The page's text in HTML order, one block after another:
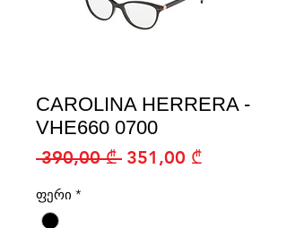
CAROLINA HERRERA -
VHE660 0700
390,00 ₾ Regular
351,00 ₾Sale
ფერი *